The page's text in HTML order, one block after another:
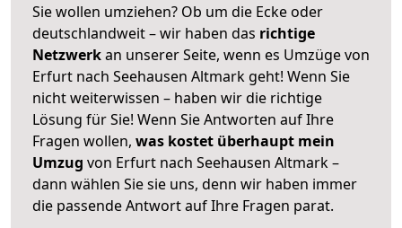
Sie wollen umziehen? Ob um die Ecke oder
deutschlandweit – wir haben das richtige
Netzwerkan unserer Seite, wenn es Umzüge von
Erfurt nach Seehausen Altmark geht! Wenn Sie
nicht weiterwissen – haben wir die richtige
Lösung für Sie! Wenn Sie Antworten auf Ihre
Fragen wollen, was kostet überhaupt mein
Umzug von Erfurt nach Seehausen Altmark –
dann wählen Sie sie uns, denn wir haben immer
die passende Antwort auf Ihre Fragen parat.